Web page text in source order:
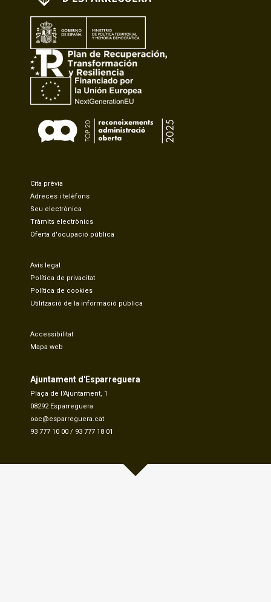
Cita prèvia
Adreces i telèfons
Seu electrònica
Tràmits electrònics
Oferta d'ocupació pública
Avís legal
Política de privacitat
Política de cookies
Utilització de la informació pública
Accessibilitat
Mapa web
Ajuntament d'Esparreguera
Plaça de l'Ajuntament, 1
08292 Esparreguera
oac@esparreguera.cat
93 777 10 00 / 93 777 18 01